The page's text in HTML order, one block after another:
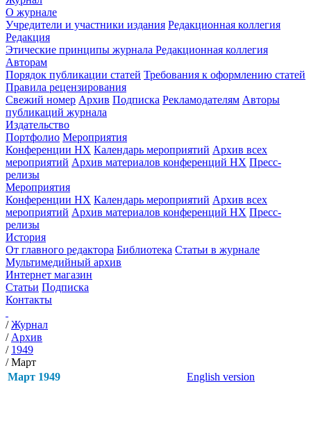
О журнале
Учредители и участники издания Редакционная коллегия
Редакция
Этические принципы журнала Редакционная коллегия
Авторам
Порядок публикации статей Требования к оформлению статей
Правила рецензирования
Свежий номер Архив Подписка Рекламодателям Авторы
публикаций журнала
Издательство
Портфолио Мероприятия
Конференции НХ Календарь мероприятий Архив всех
мероприятий Архив материалов конференций НХ Пресс-
релизы
Мероприятия
Конференции НХ Календарь мероприятий Архив всех
мероприятий Архив материалов конференций НХ Пресс-
релизы
История
От главного редактора Библиотека Статьи в журнале
Мультимедийный архив
Интернет магазин
Статьи Подписка
Контакты
/Журнал
/ Архив
/ 1949
/Март
Март 1949
English version